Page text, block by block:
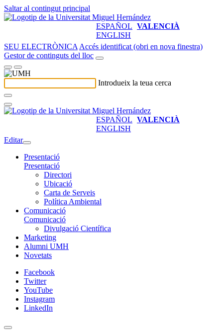
Saltar al contingut principal
ESPAÑOL VALENCIÀ
ENGLISH
SEU ELECTRÒNICA Accés identificat (obri en nova finestra)
Gestor de continguts del lloc
Introdueix la teua cerca
ESPAÑOL VALENCIÀ
ENGLISH
Editar
Presentació
Presentació
Directori
Ubicació
Carta de Serveis
Política Ambiental
Comunicació
Comunicació
Divulgació Científica
Marketing
Alumni UMH
Novetats
Facebook
Twitter
YouTube
Instagram
LinkedIn